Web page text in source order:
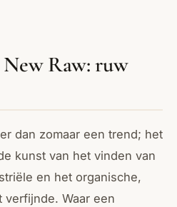
New Raw: ruw
dan zomaar een trend; het
kunst van het vinden van
en het organische,
Waar een